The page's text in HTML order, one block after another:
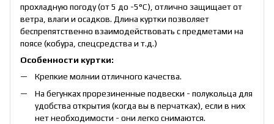
прохладную погоду (от 5 до -5°C), отлично защищает от
ветра, влаги и осадков. Длина куртки позволяет
беспрепятственно взаимодействовать с предметами на
поясе (кобура, спецсредства и т.д.)
Особенности куртки:
Крепкие молнии отличного качества.
На бегунках прорезиненные подвески - полукольца для
удобства открытия (когда вы в перчатках), если в них
нет необходимости - они легко снимаются.